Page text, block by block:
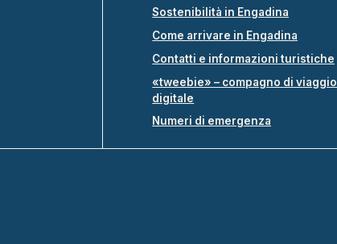
Sostenibilità in Engadina
Come arrivare in Engadina
Contatti e informazioni turistiche
«tweebie» – compagno di viaggio
digitale
Numeri di emergenza